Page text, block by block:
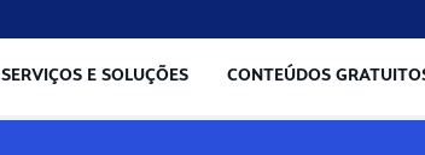
SERVIÇOS E SOLUÇÕES CONTEÚDOS